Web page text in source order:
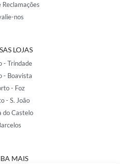
Reclamações
nos
LOJAS
- Trindade
- Boavista
- Foz
- S. João
do Castelo
MAIS